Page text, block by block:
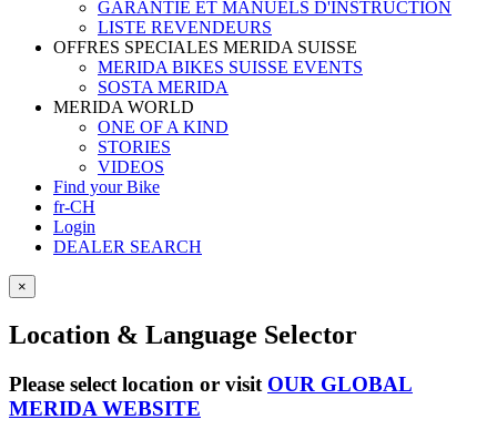
GARANTIE ET MANUELS D'INSTRUCTION
LISTE REVENDEURS
OFFRES SPECIALES MERIDA SUISSE
MERIDA BIKES SUISSE EVENTS
SOSTA MERIDA
MERIDA WORLD
ONE OF A KIND
STORIES
VIDEOS
Find your Bike
fr-CH
Login
DEALER SEARCH
×
Location & Language Selector
Please select location or visit OUR GLOBAL
MERIDA WEBSITE